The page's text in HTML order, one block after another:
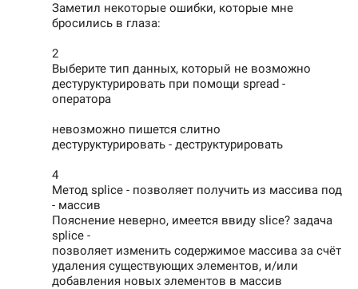
Заметил некоторые ошибки, которые мне
бросились в глаза:
2
Выберите тип данных, который не возможно
дестуруктурировать при помощи spread -
оператора
невозможно пишется слитно
дестуруктурировать - деструктурировать
4
Метод splice - позволяет получить из массива под
- массив
Пояснение неверно, имеется ввиду slice? задача
splice -
позволяет изменить содержимое массива за счёт
удаления существующих элементов, и/или
добавления новых элементов в массив